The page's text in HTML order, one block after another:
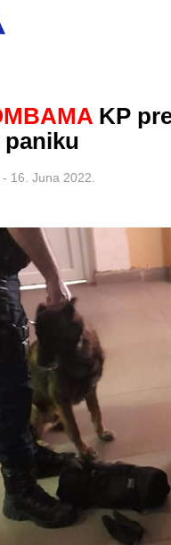
KP
paniku
- 16. Juna 2022.